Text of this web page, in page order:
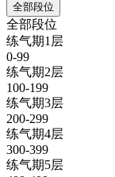
全部段位
全部段位
练气期1层
0-99
练气期2层
100-199
练气期3层
200-299
练气期4层
300-399
练气期5层